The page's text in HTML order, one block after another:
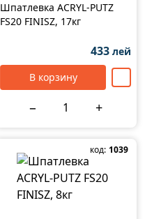
Шпатлевка ACRYL-PUTZ
FS20 FINISZ, 17кг
433 лей
В корзину
− +
код: 1039